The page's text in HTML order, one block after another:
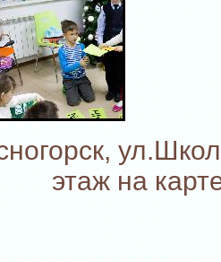
этаж на